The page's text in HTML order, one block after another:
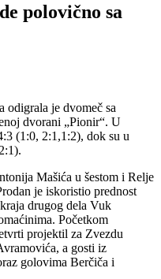
polovično sa
odigrala je dvomeč sa
dvorani „Pionir“. U
(1:0, 2:1,1:2), dok su u
Mašića u šestom i Relje
je iskoristio prednost
drugog dela Vuk
Početkom
projektil za Zvezdu
a gosti iz
golovima Berčiča i